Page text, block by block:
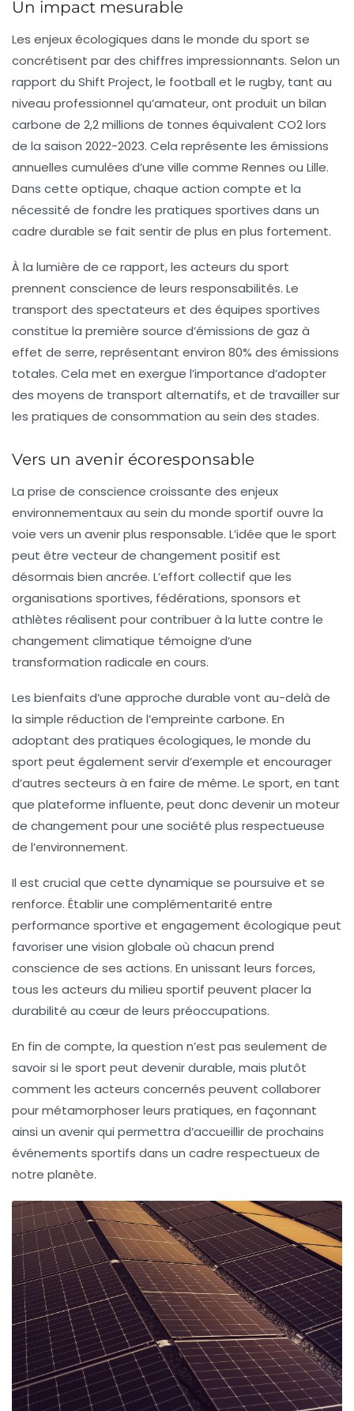
Un impact mesurable
Les enjeux écologiques dans le monde du sport se
concrétisent par des chiffres impressionnants. Selon un
rapport du Shift Project, le football et le rugby, tant au
niveau professionnel qu’amateur, ont produit un bilan
carbone de 2,2 millions de tonnes équivalent CO2 lors
de la saison 2022-2023. Cela représente les émissions
annuelles cumulées d’une ville comme Rennes ou Lille.
Dans cette optique, chaque action compte et la
nécessité de fondre les pratiques sportives dans un
cadre durable se fait sentir de plus en plus fortement.
À la lumière de ce rapport, les acteurs du sport
prennent conscience de leurs responsabilités. Le
transport des spectateurs et des équipes sportives
constitue la première source d’émissions de gaz à
effet de serre, représentant environ 80% des émissions
totales. Cela met en exergue l’importance d’adopter
des moyens de transport alternatifs, et de travailler sur
les pratiques de consommation au sein des stades.
Vers un avenir écoresponsable
La prise de conscience croissante des enjeux
environnementaux au sein du monde sportif ouvre la
voie vers un avenir plus responsable. L’idée que le sport
peut être vecteur de changement positif est
désormais bien ancrée. L’effort collectif que les
organisations sportives, fédérations, sponsors et
athlètes réalisent pour contribuer à la lutte contre le
changement climatique témoigne d’une
transformation radicale en cours.
Les bienfaits d’une approche durable vont au-delà de
la simple réduction de l’empreinte carbone. En
adoptant des pratiques écologiques, le monde du
sport peut également servir d’exemple et encourager
d’autres secteurs à en faire de même. Le sport, en tant
que plateforme influente, peut donc devenir un moteur
de changement pour une société plus respectueuse
de l’environnement.
Il est crucial que cette dynamique se poursuive et se
renforce. Établir une complémentarité entre
performance sportive et engagement écologique peut
favoriser une vision globale où chacun prend
conscience de ses actions. En unissant leurs forces,
tous les acteurs du milieu sportif peuvent placer la
durabilité au cœur de leurs préoccupations.
En fin de compte, la question n’est pas seulement de
savoir si le sport peut devenir durable, mais plutôt
comment les acteurs concernés peuvent collaborer
pour métamorphoser leurs pratiques, en façonnant
ainsi un avenir qui permettra d’accueillir de prochains
événements sportifs dans un cadre respectueux de
notre planète.